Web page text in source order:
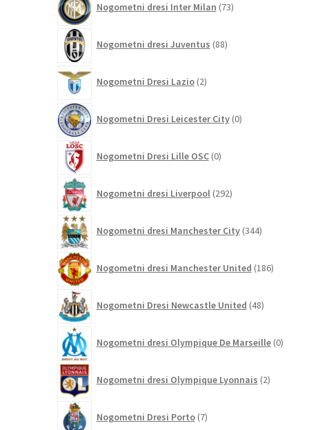
Nogometni dresi Inter Milan 73izdelkov
Nogometni dresi Juventus 88izdelkov
Nogometni Dresi Lazio 2izdelka
Nogometni Dresi Leicester City 0izdelkov
Nogometni Dresi Lille OSC 0izdelkov
Nogometni dresi Liverpool 292izdelkov
Nogometni dresi Manchester City 344izdelkov
Nogometni dresi Manchester United 186izdelkov
Nogometni Dresi Newcastle United 48izdelkov
Nogometni dresi Olympique De Marseille 0
Nogometni dresi Olympique Lyonnais 2izdelka
Nogometni Dresi Porto 7izdelkov